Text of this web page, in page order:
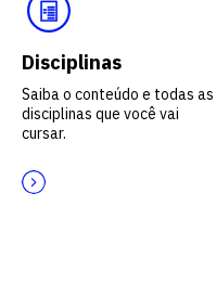
Disciplinas
Saiba o conteúdo e todas as
disciplinas que você vai
cursar.